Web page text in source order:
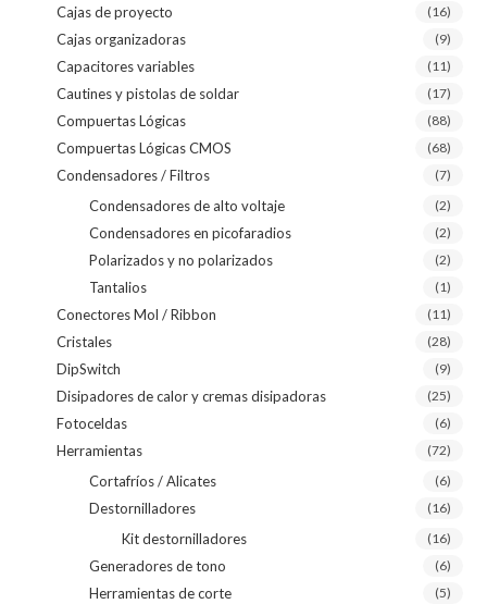
Cajas de proyecto (16)
Cajas organizadoras (9)
Capacitores variables (11)
Cautines y pistolas de soldar (17)
Compuertas Lógicas (88)
Compuertas Lógicas CMOS (68)
Condensadores / Filtros (7)
Condensadores de alto voltaje (2)
Condensadores en picofaradios (2)
Polarizados y no polarizados (2)
Tantalios (1)
Conectores Mol / Ribbon (11)
Cristales (28)
DipSwitch (9)
Disipadores de calor y cremas disipadoras (25)
Fotoceldas (6)
Herramientas (72)
Cortafríos / Alicates (6)
Destornilladores (16)
Kit destornilladores (16)
Generadores de tono (6)
Herramientas de corte (5)